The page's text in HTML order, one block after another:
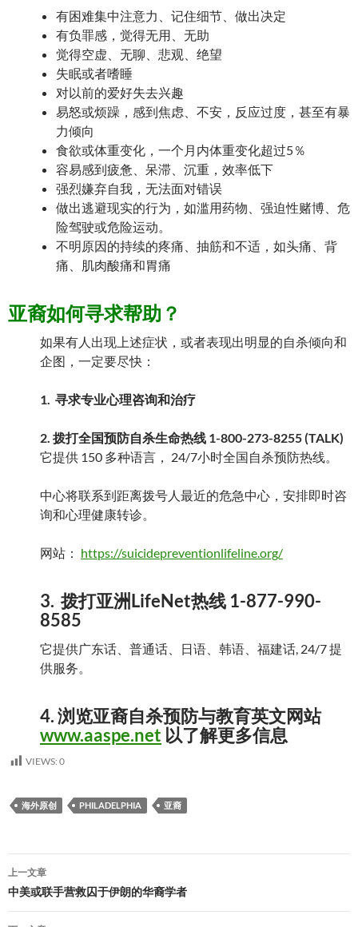
有困难集中注意力、记住细节、做出决定
有负罪感，觉得无用、无助
觉得空虚、无聊、悲观、绝望
失眠或者嗜睡
对以前的爱好失去兴趣
易怒或烦躁，感到焦虑、不安，反应过度，甚至有暴
力倾向
食欲或体重变化，一个月内体重变化超过5％
容易感到疲惫、呆滞、沉重，效率低下
强烈嫌弃自我，无法面对错误
做出逃避现实的行为，如滥用药物、强迫性赌博、危
险驾驶或危险运动。
不明原因的持续的疼痛、抽筋和不适，如头痛、背
痛、肌肉酸痛和胃痛
亚裔如何寻求帮助？
如果有人出现上述症状，或者表现出明显的自杀倾向和
企图，一定要尽快：
1. 寻求专业心理咨询和治疗
2. 拨打全国预防自杀生命热线 1-800-273-8255 (TALK)
它提供 150 多种语言， 24/7小时全国自杀预防热线。
中心将联系到距离拨号人最近的危急中心，安排即时咨
询和心理健康转诊。
网站： https://suicidepreventionlifeline.org/
3. 拨打亚洲LifeNet热线 1-877-990-
8585
它提供广东话、普通话、日语、韩语、福建话, 24/7 提
供服务。
4. 浏览亚裔自杀预防与教育英文网站
www.aaspe.net 以了解更多信息
VIEWS: 0
海外原创 PHILADELPHIA 亚裔
文
章
上一文章
中美或联手营救囚于伊朗的华裔学者